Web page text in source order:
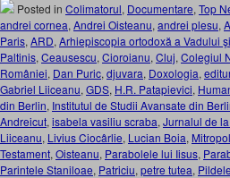
Posted in Colimatorul, Documentare, Top
andrei cornea, Andrei Oisteanu, andrei plesu,
Paris, ARD, Arhiepiscopia ortodoxă a Vadului
Paltinis, Ceausescu, Cioroianu, Cluj, Colegiul
României, Dan Puric, djuvara, Doxologia,
Gabriel Liiceanu, GDS, H.R. Patapievici,
din Berlin, Institutul de Studii Avansate din
Andreicut, isabela vasiliu scraba, Jurnalul de
Liiceanu, Livius Ciocârlie, Lucian Boia,
Testament, Oisteanu, Parabolele lui Iisus,
Parintele Staniloae, Patriciu, petre tutea,